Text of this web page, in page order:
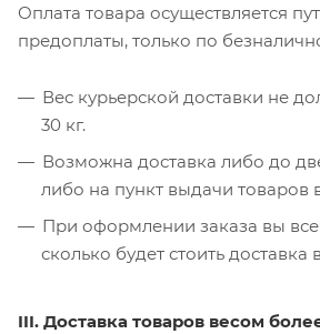
Оплата товара осуществляется
предоплаты, только по
Вес курьерской доставки не
30 кг.
Возможна доставка либо до
либо на пункт выдачи товаров
При оформлении заказа вы
сколько будет стоить доставка
III. Доставка товаров весом